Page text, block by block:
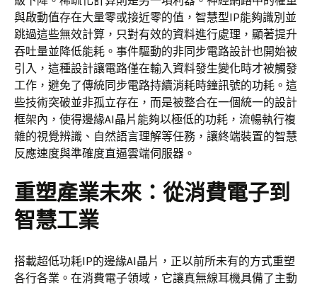
與啟動值存在大量零或接近零的值，智慧型IP能夠識別並
跳過這些無效計算，只對有效的資料進行處理，顯著提升
吞吐量並降低能耗。事件驅動的非同步電路設計也開始被
引入，這種設計讓電路僅在輸入資料發生變化時才被觸發
工作，避免了傳統同步電路持續消耗時鐘訊號的功耗。這
些技術突破並非孤立存在，而是被整合在一個統一的設計
框架內，使得邊緣AI晶片能夠以極低的功耗，流暢執行複
雜的視覺辨識、自然語言理解等任務，讓終端裝置的智慧
反應速度與準確度直逼雲端伺服器。
重塑產業未來：從消費電子到
智慧工業
搭載超低功耗IP的邊緣AI晶片，正以前所未有的方式重塑
各行各業。在消費電子領域，它讓真無線耳機具備了主動